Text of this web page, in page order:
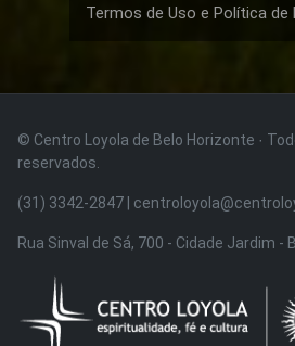
Termos de Uso e Política de
© Centro Loyola de Belo Horizonte ·
reservados.
(31) 3342-2847 |
Rua Sinval de Sá, 700 - Cidade Jardim -